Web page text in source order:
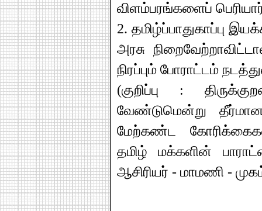
விளம்பரங்களைப் பெரியார்
2. தமிழ்ப்பாதுகாப்பு
அரசு
நிரப்பும் போராட்டம்
(குறிப்பு :
வேண்டுமென்று
மேற்கண்ட
தமிழ் மக்களின்
ஆசிரியர் - மாமணி -